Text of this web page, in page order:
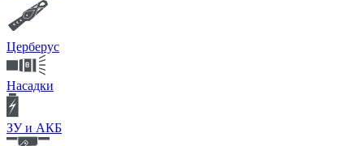
Церберус
Насадки
ЗУ и АКБ